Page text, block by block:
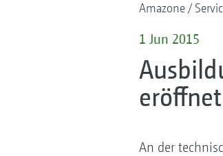
Amazone
1 Jun 2015
eröffnet
An der